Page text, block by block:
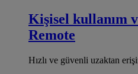
Kişisel kullanım
Remote
Hızlı ve güvenli uzaktan